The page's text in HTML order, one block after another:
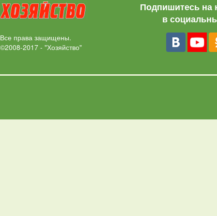
Все права защищены.
©2008-2017 - "Хозяйство"
Подпишитесь на
в